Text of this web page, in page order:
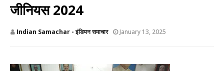
जीनियस 2024
Indian Samachar - इंडियन समाचार January 13, 2025